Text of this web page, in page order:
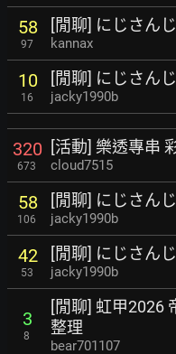
58
97
[閒聊] にじさん
kannax
10
16
[閒聊] にじさん
jacky1990b
320
673
[活動] 樂透專串
cloud7515
58
106
[閒聊] にじさん
jacky1990b
42
53
[閒聊] にじさん
jacky1990b
3
8
[閒聊] 虹甲2026
整理
bear701107